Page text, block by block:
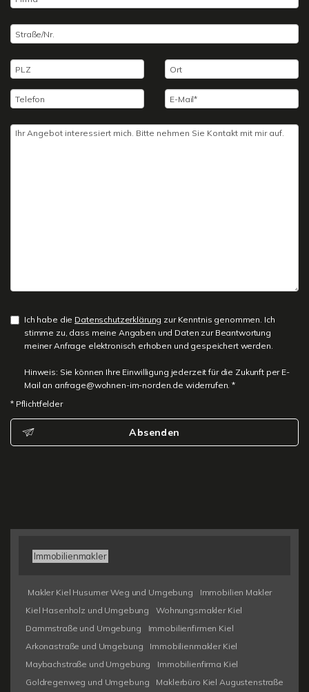
Ich habe die Datenschutzerklärung zur Kenntnis genommen. Ich
stimme zu, dass meine Angaben und Daten zur Beantwortung
meiner Anfrage elektronisch erhoben und gespeichert werden.
Hinweis: Sie können Ihre Einwilligung jederzeit für die Zukunft per E-
Mail an anfrage@wohnen-im-norden.de widerrufen. *
* Pflichtfelder
Absenden
Immobilienmakler
Makler Kiel Husumer Weg und Umgebung
Immobilien Makler
Kiel Hasenholz und Umgebung
Wohnungsmakler Kiel
Dammstraße und Umgebung
Immobilienfirmen Kiel
Arkonastraße und Umgebung
Immobilienmakler Kiel
Maybachstraße und Umgebung
Immobilienfirma Kiel
Goldregenweg und Umgebung
Maklerbüro Kiel Augustenstraße